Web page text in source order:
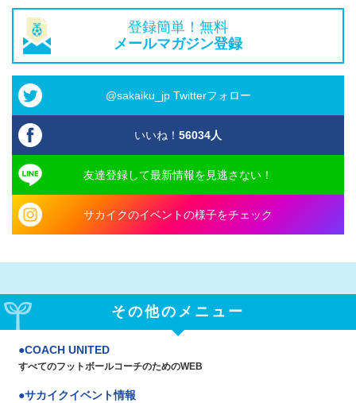
登録簡単！無料
メールマガジン登録
@sakaiku_jp Twitterフォロー
いいね！ 56034人
友達登録して最新情報を見逃さない！
サカイクのイベントの様子をチェック
その他のメニュー
COACH UNITED
すべてのフットボールコーチのためのWEB
サカイクイベント情報